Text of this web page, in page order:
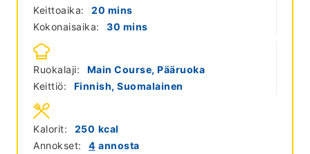
Keittoaika:
20 minutes
mins
Kokonaisaika:
30 minutes
mins
Ruokalaji:
Main Course, Pääruoka
Keittiö:
Finnish, Suomalainen
Annokset: 4 annosta
Kalorit: 250 kcal